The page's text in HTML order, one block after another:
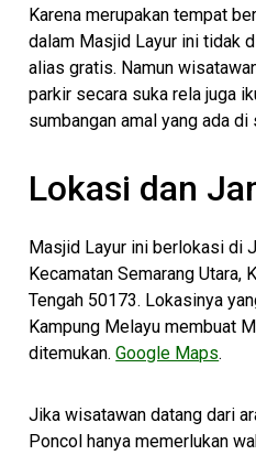
Karena merupakan tempat
dalam Masjid Layur ini tidak
alias gratis. Namun
parkir secara suka rela juga
sumbangan amal yang ada di
Lokasi dan
Masjid Layur ini berlokasi di
Kecamatan Semarang Utara,
Tengah 50173. Lokasinya
Kampung Melayu membuat
ditemukan.Google Maps.
Jika wisatawan datang dari
Poncol hanya memerlukan